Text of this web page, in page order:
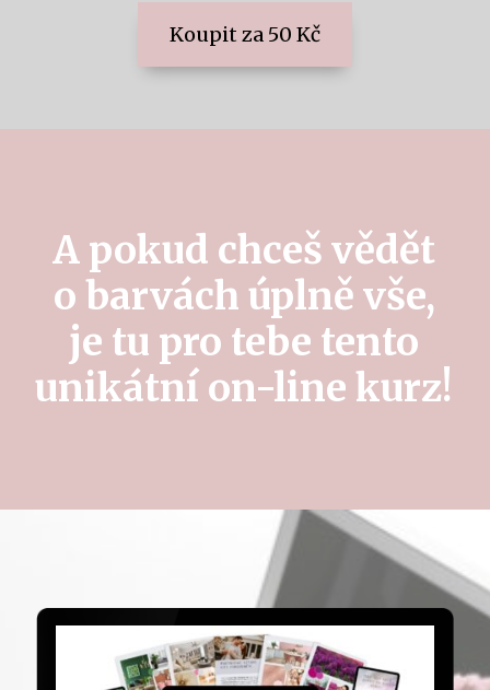
Koupit za 50 Kč
A pokud chceš vědět
o barvách úplně vše,
je tu pro tebe tento
unikátní on-line kurz!